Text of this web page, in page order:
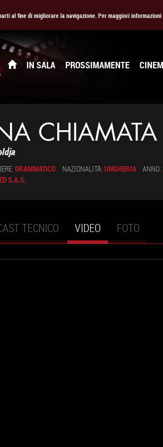
al fine di migliorare la navigazione. Per maggiori informazioni
IN SALA PROSSIMAMENTE
CHIAMATA
DRAMMATICO NAZIONALITÀ: UNGHERIA ANNO:
S.A.S.
TECNICO VIDEO (SCHEDA
ATTIVA)
FOTO